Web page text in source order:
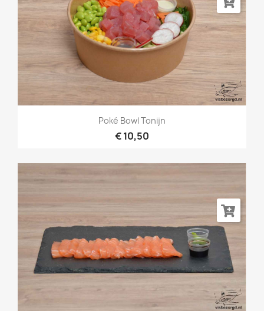
Poké Bowl Tonijn
€ 10,50